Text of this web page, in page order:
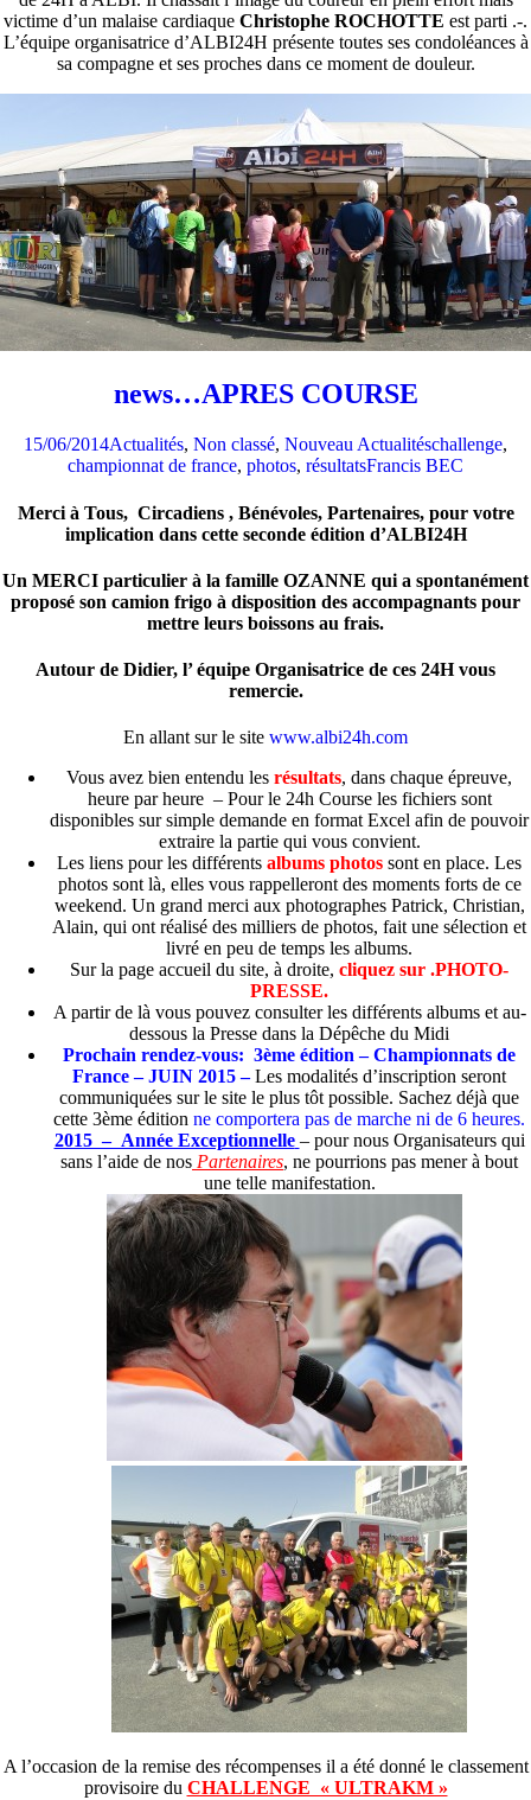
victime d’un malaise cardiaque Christophe ROCHOTTE est parti .-.
L’équipe organisatrice d’ALBI24H présente toutes ses condoléances à
sa compagne et ses proches dans ce moment de douleur.
news…APRES COURSE
15/06/2014Actualités, Non classé, Nouveau Actualitéschallenge,
championnat de france, photos, résultatsFrancis BEC
Merci à Tous, Circadiens , Bénévoles, Partenaires, pour votre
implication dans cette seconde édition d’ALBI24H
Un MERCI particulier à la famille OZANNE qui a spontanément
proposé son camion frigo à disposition des accompagnants pour
mettre leurs boissons au frais.
Autour de Didier, l’ équipe Organisatrice de ces 24H vous
remercie.
En allant sur le site www.albi24h.com
Vous avez bien entendu les résultats, dans chaque épreuve,
heure par heure – Pour le 24h Course les fichiers sont
disponibles sur simple demande en format Excel afin de pouvoir
extraire la partie qui vous convient.
Les liens pour les différents albums photos sont en place. Les
photos sont là, elles vous rappelleront des moments forts de ce
weekend. Un grand merci aux photographes Patrick, Christian,
Alain, qui ont réalisé des milliers de photos, fait une sélection et
livré en peu de temps les albums.
Sur la page accueil du site, à droite, cliquez sur .PHOTO-
PRESSE.
A partir de là vous pouvez consulter les différents albums et au-
dessous la Presse dans la Dépêche du Midi
Prochain rendez-vous: 3ème édition – Championnats de
France – JUIN 2015 –Les modalités d’inscription seront
communiquées sur le site le plus tôt possible. Sachez déjà que
cette 3ème édition ne comportera pas de marche ni de 6 heures.
2015 – Année Exceptionnelle – pour nous Organisateurs qui
sans l’aide de nos Partenaires, ne pourrions pas mener à bout
une telle manifestation.
A l’occasion de la remise des récompenses il a été donné le classement
provisoire du CHALLENGE « ULTRAKM »